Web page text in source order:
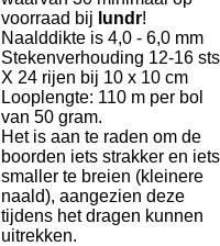
voorraad bij lundr!
Naalddikte is 4,0 - 6,0 mm
Stekenverhouding 12-16 sts
X 24 rijen bij 10 x 10 cm
Looplengte: 110 m per bol
van 50 gram.
Het is aan te raden om de
boorden iets strakker en iets
smaller te breien (kleinere
naald), aangezien deze
tijdens het dragen kunnen
uitrekken.